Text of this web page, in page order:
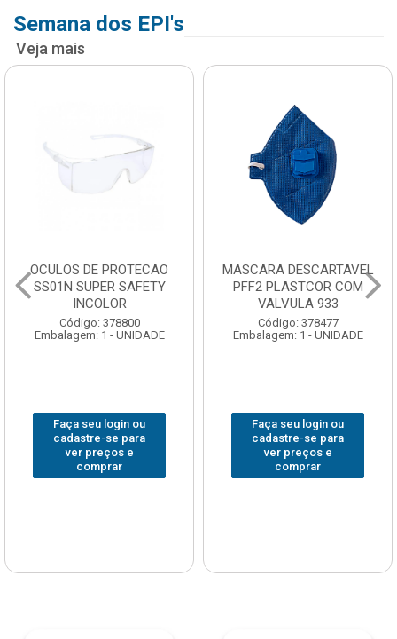
Semana dos EPI's
Veja mais
OCULOS DE PROTECAO
SS01N SUPER SAFETY
INCOLOR
Código: 378800
Embalagem: 1 - UNIDADE
Faça seu login ou
cadastre-se para
ver preços e
comprar
MASCARA DESCARTAVEL
PFF2 PLASTCOR COM
VALVULA 933
Código: 378477
Embalagem: 1 - UNIDADE
Faça seu login ou
cadastre-se para
ver preços e
comprar